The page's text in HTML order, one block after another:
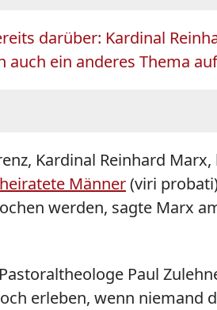
darüber: Kardinal
ein anderes Thema
Kardinal Reinhard
Männer(viri
werden, sagte Marx
Paul
erleben, wenn